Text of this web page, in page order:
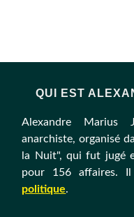
QUI EST
Alexandre Marius
anarchiste, organisé
la Nuit", qui fut jugé
pour 156 affaires.
politique.